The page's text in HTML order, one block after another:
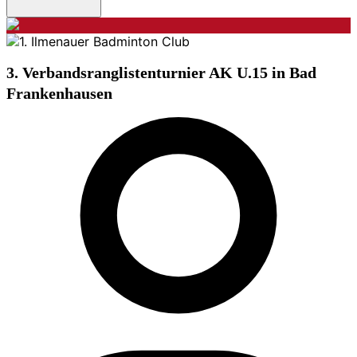
3. Verbandsranglistenturnier AK U.15 in Bad
Frankenhausen